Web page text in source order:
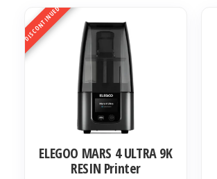
DISCONTINUED
ELEGOO MARS 4 ULTRA 9K
RESIN Printer